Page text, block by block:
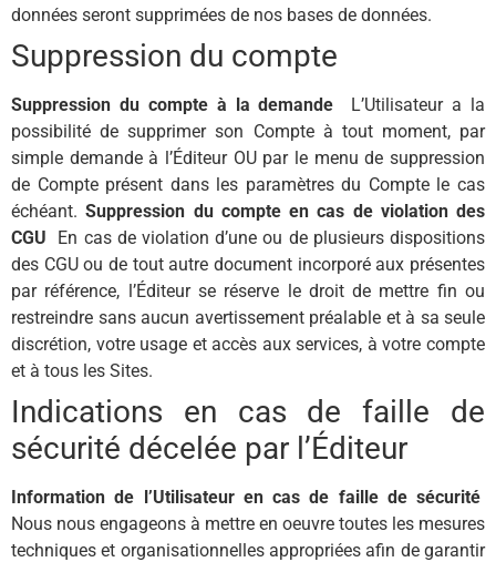
données seront supprimées de nos bases de données.
Suppression du compte
Suppression du compte à la demande
L’Utilisateur a la
possibilité de supprimer son Compte à tout moment, par
simple demande à l’Éditeur OU par le menu de suppression
de Compte présent dans les paramètres du Compte le cas
échéant.Suppression du compte en cas de violation des
CGU
En cas de violation d’une ou de plusieurs dispositions
des CGU ou de tout autre document incorporé aux présentes
par référence, l’Éditeur se réserve le droit de mettre fin ou
restreindre sans aucun avertissement préalable et à sa seule
discrétion, votre usage et accès aux services, à votre compte
et à tous les Sites.
Indications en cas de faille de
sécurité décelée par l’Éditeur
Information de l’Utilisateur en cas de faille de sécurité
Nous nous engageons à mettre en oeuvre toutes les mesures
techniques et organisationnelles appropriées afin de garantir